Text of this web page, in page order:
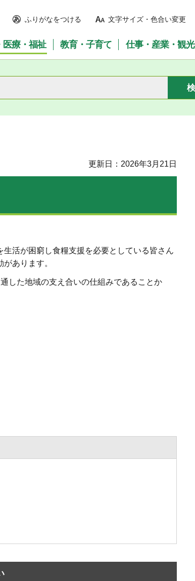
ふりがなをつける 文字サイズ・色合い変更
医療・福祉 教育・子育て 仕事・産業・観光
更新日：2026年3月21日
活が困窮し食糧支援を必要としている皆さん
あります。
した地域の支え合いの仕組みであることか